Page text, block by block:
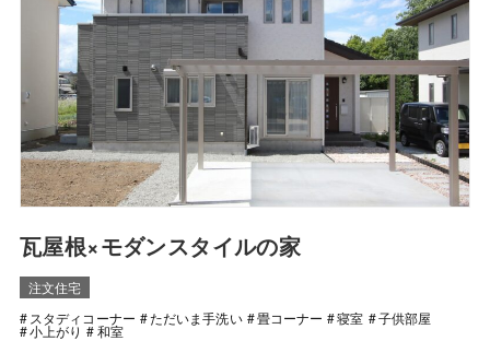
瓦屋根×モダンスタイルの家
注文住宅
スタディコーナー
ただいま手洗い 畳コーナー 寝室 子供部屋
小上がり 和室